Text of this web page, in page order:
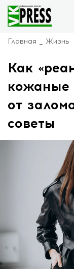
Главная Жизнь
Как
кожаные
от
советы